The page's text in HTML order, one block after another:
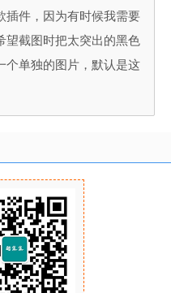
插件，因为有时候我需要
望截图时把太突出的黑色
个单独的图片，默认是这